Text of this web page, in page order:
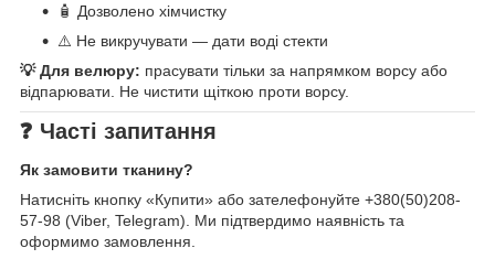
🧴 Дозволено хімчистку
⚠️ Не викручувати — дати воді стекти
💡 Для велюру: прасувати тільки за напрямком ворсу або
відпарювати. Не чистити щіткою проти ворсу.
❓ Часті запитання
Як замовити тканину?
Натисніть кнопку «Купити» або зателефонуйте +380(50)208-
57-98 (Viber, Telegram). Ми підтвердимо наявність та
оформимо замовлення.